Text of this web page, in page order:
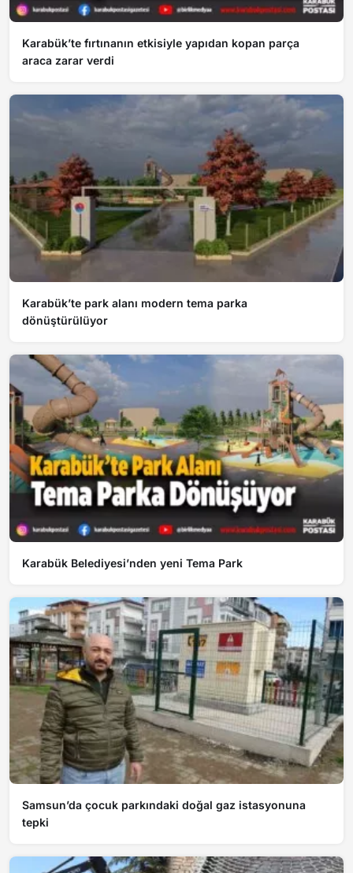
Karabük’te fırtınanın etkisiyle yapıdan kopan parça
araca zarar verdi
Karabük’te park alanı modern tema parka
dönüştürülüyor
Karabük Belediyesi’nden yeni Tema Park
Samsun’da çocuk parkındaki doğal gaz istasyonuna
tepki